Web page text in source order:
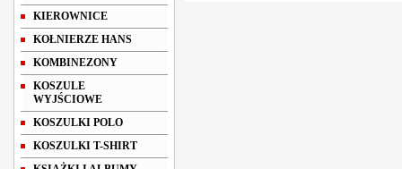
KIEROWNICE
KOŁNIERZE HANS
KOMBINEZONY
KOSZULE
WYJŚCIOWE
KOSZULKI POLO
KOSZULKI T-SHIRT